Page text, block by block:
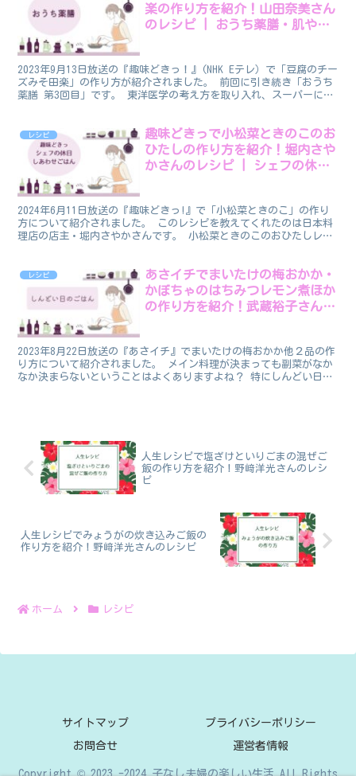
楽の作り方を紹介！山田奈美さん
のレシピ | おうち薬膳・肌や喉
2023年9月13日放送の『趣味どきっ！』(NHK Eテレ）で「豆腐のチー
ズみそ田楽」の作り方が紹介されました。 前回に引き続き「おうち
薬膳 第3回目」です。 東洋医学の考え方を取り入れ、スーパーにあ
レシピ
趣味どきっで小松菜ときのこのお
ひたしの作り方を紹介！堀内さや
かさんのレシピ | シェフの休日
2024年6月11日放送の『趣味どきっ!』で「小松菜ときのこ」の作り
方について紹介されました。 このレシピを教えてくれたのは日本料
理店の店主・堀内さやかさんです。 小松菜ときのこのおひたしレシ
レシピ
あさイチでまいたけの梅おかか・
かぼちゃのはちみつレモン煮ほか
の作り方を紹介！武蔵裕子さんの
2023年8月22日放送の『あさイチ』でまいたけの梅おかか他２品の作
り方について紹介されました。 メイン料理が決まっても副菜がなか
なか決まらないということはよくありますよね？ 特にしんどい日の
人生レシピで塩ざけといりごまの混ぜご
飯の作り方を紹介！野﨑洋光さんのレシ
ピ
人生レシピでみょうがの炊き込みご飯の
作り方を紹介！野﨑洋光さんのレシピ
ホーム レシピ
サイトマップ プライバシーポリシー
お問合せ 運営者情報
Copyright © 2023 -2024 子なし夫婦の楽しい生活 All Rights